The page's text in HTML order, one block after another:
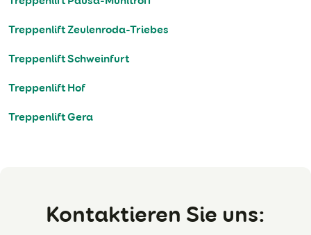
Treppenlift Zeulenroda-Triebes
Treppenlift Schweinfurt
Treppenlift Hof
Treppenlift Gera
Kontaktieren Sie uns: